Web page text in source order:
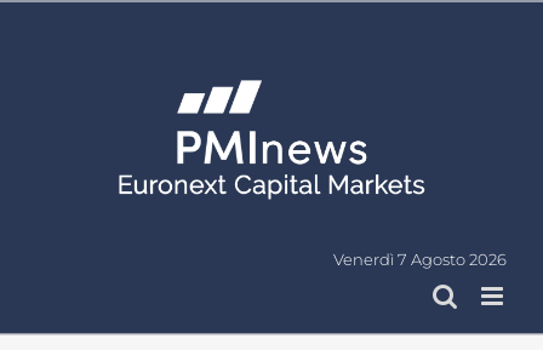
Venerdì 7 Agosto 2026